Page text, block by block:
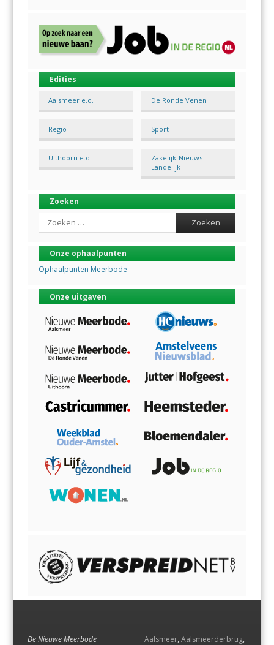
Edities
Aalsmeer e.o. De Ronde Venen
Regio Sport
Uithoorn e.o.
Zakelijk-Nieuws-
Landelijk
Zoeken
Search
Onze ophaalpunten
Ophaalpunten Meerbode
Onze uitgaven
De Nieuwe Meerbode
Aalsmeer, Aalsmeerderbrug,